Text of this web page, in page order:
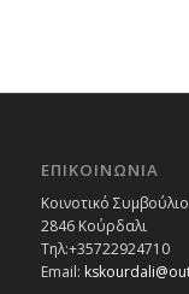
ΕΠΙΚΟΙΝΩΝΙΑ
Κοινοτικό
2846 Κούρδαλι
Τηλ:+35722924710
Email: